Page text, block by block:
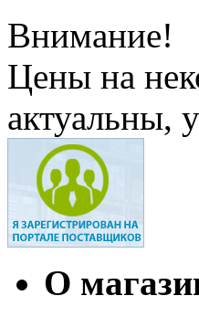
Внимание!
Цены на
актуальны,
О